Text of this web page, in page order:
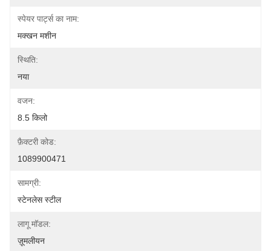
स्पेयर पार्ट्स का नाम:
मक्खन मशीन
स्थिति:
नया
वजन:
8.5 किलो
फ़ैक्टरी कोड:
1089900471
सामग्री:
स्टेनलेस स्टील
लागू मॉडल:
ज़ूमलीयन